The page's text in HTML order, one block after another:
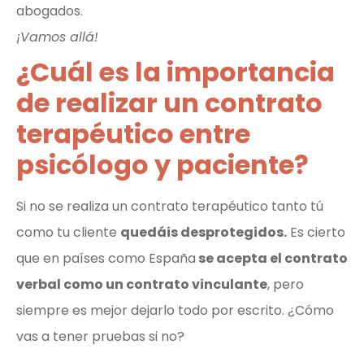
abogados.
¡Vamos allá!
¿Cuál es la importancia
de realizar un contrato
terapéutico entre
psicólogo y paciente?
Si no se realiza un contrato terapéutico tanto tú
como tu cliente quedáis desprotegidos. Es cierto
que en países como España se acepta el contrato
verbal como un contrato vinculante, pero
siempre es mejor dejarlo todo por escrito. ¿Cómo
vas a tener pruebas si no?